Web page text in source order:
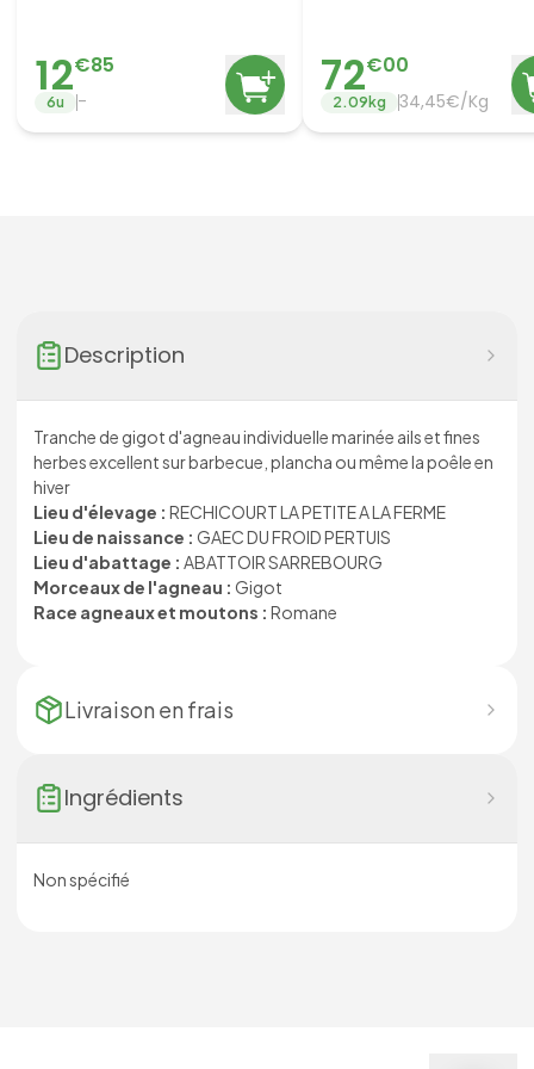
12€85
6u - 72€00
2.09kg 34,45€/Kg
Description
Tranche de gigot d'agneau individuelle marinée ails et fines
herbes excellent sur barbecue, plancha ou même la poêle en
hiver
Lieu d'élevage : RECHICOURT LA PETITE A LA FERME
Lieu de naissance : GAEC DU FROID PERTUIS
Lieu d'abattage : ABATTOIR SARREBOURG
Morceaux de l'agneau : Gigot
Race agneaux et moutons : Romane
Livraison en frais
Ingrédients
Non spécifié